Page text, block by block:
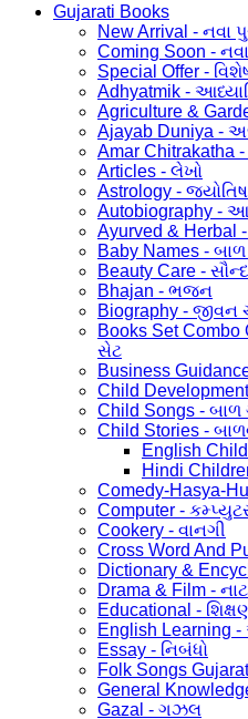
Gujarati Books
New Arrival - નવા
Coming Soon -
Special Offer -
Adhyatmik -
Agriculture &
Ajayab Duniya -
Amar Chitrakatha
Articles - લેખો
Astrology -
Autobiography -
Ayurved & Herbal
Baby Names - બાળ
Beauty Care -
Bhajan - ભજન
Biography - જીવન
Books Set Combo
સેટ
Business
Child
Child Songs - બાળ
Child Stories -
English
Hindi
Comedy-Hasya-
Computer -
Cookery - વાનગી
Cross Word And
Dictionary &
Drama & Film -
Educational -
English Learning
Essay - નિબંધો
Folk Songs
General
Gazal - ગઝલ